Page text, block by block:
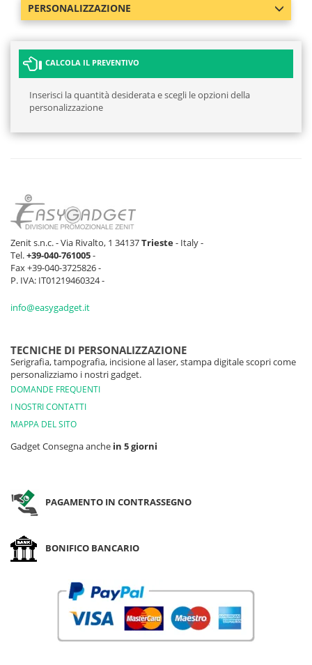
PERSONALIZZAZIONE
CALCOLA IL PREVENTIVO
Inserisci la quantità desiderata e scegli le opzioni della
personalizzazione
Zenit s.n.c. - Via Rivalto, 1 34137Trieste- Italy -
Tel.+39-040-761005-
Fax +39-040-3725826 -
P. IVA: IT01219460324 -
info@easygadget.it
TECNICHE DI PERSONALIZZAZIONE
Serigrafia, tampografia, incisione al laser, stampa digitale scopri come
personalizziamo i nostri gadget.
DOMANDE FREQUENTI
I NOSTRI CONTATTI
MAPPA DEL SITO
Gadget Consegna anche in 5 giorni
PAGAMENTO IN CONTRASSEGNO
BONIFICO BANCARIO